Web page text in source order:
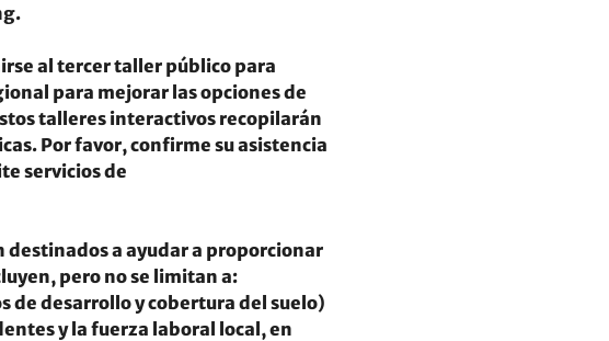
al tercer taller público para
para mejorar las opciones de
talleres interactivos recopilarán
Por favor, confirme su asistencia
servicios de
destinados a ayudar a proporcionar
pero no se limitan a:
de desarrollo y cobertura del suelo)
y la fuerza laboral local, en